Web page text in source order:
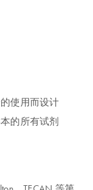
使用而设计
的所有试剂